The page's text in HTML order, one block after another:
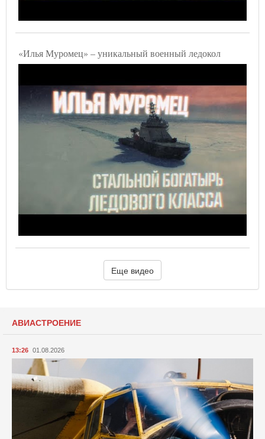
«Илья Муромец» – уникальный военный ледокол
Еще видео
АВИАСТРОЕНИЕ
13:26 01.08.2026